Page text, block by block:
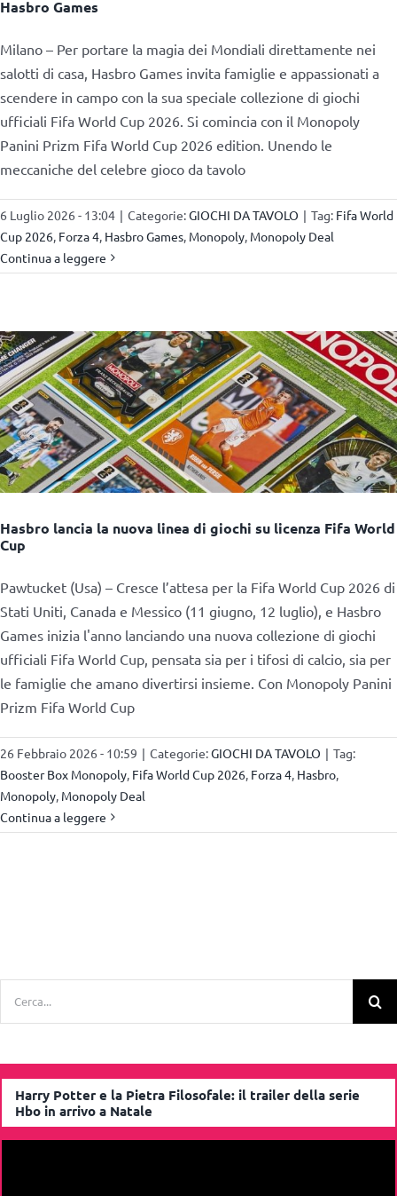
Hasbro Games
Milano – Per portare la magia dei Mondiali direttamente nei
salotti di casa, Hasbro Games invita famiglie e appassionati a
scendere in campo con la sua speciale collezione di giochi
ufficiali Fifa World Cup 2026. Si comincia con il Monopoly
Panini Prizm Fifa World Cup 2026 edition. Unendo le
meccaniche del celebre gioco da tavolo
6 Luglio 2026 - 13:04 | Categorie:GIOCHI DA TAVOLO | Tag: Fifa World
Cup 2026 Forza 4 Hasbro Games Monopoly Monopoly Deal
Continua a leggere
Hasbro lancia la nuova linea di giochi su licenza Fifa World
Cup
Pawtucket (Usa) – Cresce l’attesa per la Fifa World Cup 2026 di
Stati Uniti, Canada e Messico (11 giugno, 12 luglio), e Hasbro
Games inizia l'anno lanciando una nuova collezione di giochi
ufficiali Fifa World Cup, pensata sia per i tifosi di calcio, sia per
le famiglie che amano divertirsi insieme. Con Monopoly Panini
Prizm Fifa World Cup
26 Febbraio 2026 - 10:59 | Categorie:GIOCHI DA TAVOLO | Tag:
Booster Box Monopoly, Fifa World Cup 2026, Forza 4, Hasbro,
Monopoly, Monopoly Deal
Continua a leggere
Harry Potter e la Pietra Filosofale: il trailer della serie
Hbo in arrivo a Natale